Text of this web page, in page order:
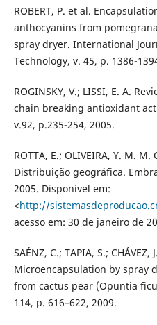
ROBERT, P. et al.
anthocyanins from
spray dryer. International
Technology, v. 45, p. 1386-
ROGINSKY, V.; LISSI, E. A.
chain breaking antioxidant
v.92, p.235-254, 2005.
ROTTA, E.; OLIVEIRA, Y. M.
Distribuição geográfica.
2005. Disponível em:
<http://
acesso em: 30 de janeiro de
SAÉNZ, C.; TAPIA, S.; CHÁVEZ,
Microencapsulation by spray
from cactus pear (Opuntia
114, p. 616–622, 2009.